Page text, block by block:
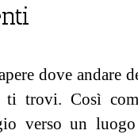
dove andare
ti trovi. Così
verso un